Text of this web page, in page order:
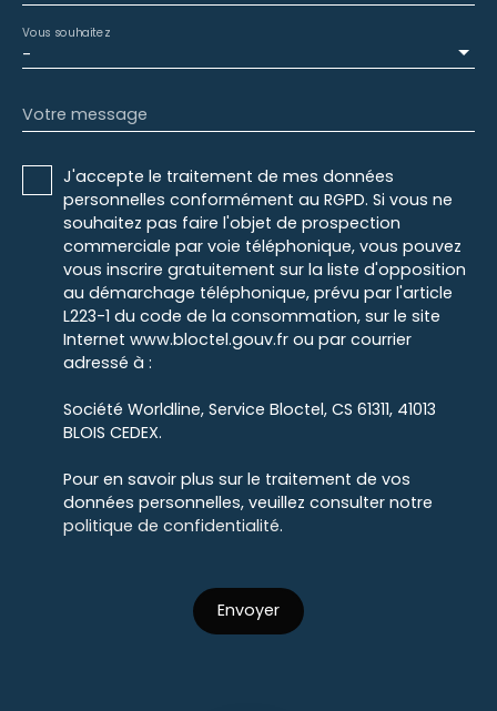
-
Vous souhaitez
Votre message
J'accepte le traitement de mes données
personnelles conformément au RGPD. Si vous ne
souhaitez pas faire l'objet de prospection
commerciale par voie téléphonique, vous pouvez
vous inscrire gratuitement sur la liste d'opposition
au démarchage téléphonique, prévu par l'article
L223-1 du code de la consommation, sur le site
Internet www.bloctel.gouv.fr ou par courrier
adressé à :
Société Worldline, Service Bloctel, CS 61311, 41013
BLOIS CEDEX.
Pour en savoir plus sur le traitement de vos
données personnelles, veuillez consulter notre
politique de confidentialité.
Envoyer